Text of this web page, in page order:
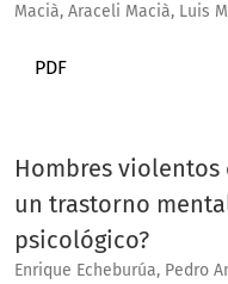
Macià, Araceli Macià, Luis
PDF
Hombres
un trastorno
psicológico?
Enrique Echeburúa, Pedro